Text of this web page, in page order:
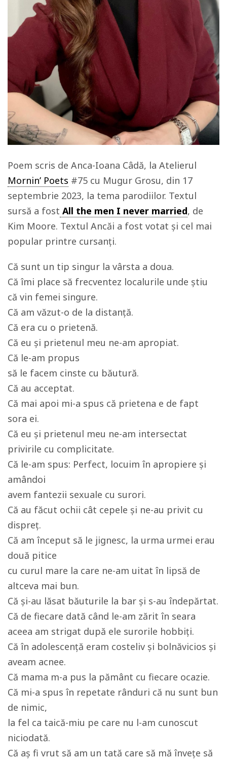
Poem scris de Anca-Ioana Câdă, la Atelierul
Mornin’ Poets #75 cu Mugur Grosu, din 17
septembrie 2023, la tema parodiilor. Textul
sursă a fost All the men I never married, de
Kim Moore. Textul Ancăi a fost votat și cel mai
popular printre cursanți.
Că sunt un tip singur la vârsta a doua.
Că îmi place să frecventez localurile unde ştiu
că vin femei singure.
Că am văzut-o de la distanţă.
Că era cu o prietenă.
Că eu şi prietenul meu ne-am apropiat.
Că le-am propus
să le facem cinste cu băutură.
Că au acceptat.
Că mai apoi mi-a spus că prietena e de fapt
sora ei.
Că eu şi prietenul meu ne-am intersectat
privirile cu complicitate.
Că le-am spus: Perfect, locuim în apropiere şi
amândoi
avem fantezii sexuale cu surori.
Că au făcut ochii cât cepele şi ne-au privit cu
dispreţ.
Că am început să le jignesc, la urma urmei erau
două pitice
cu curul mare la care ne-am uitat în lipsă de
altceva mai bun.
Că şi-au lăsat băuturile la bar şi s-au îndepărtat.
Că de fiecare dată când le-am zărit în seara
aceea am strigat după ele surorile hobbiţi.
Că în adolescenţă eram costeliv şi bolnăvicios şi
aveam acnee.
Că mama m-a pus la pământ cu fiecare ocazie.
Că mi-a spus în repetate rânduri că nu sunt bun
de nimic,
la fel ca taică-miu pe care nu l-am cunoscut
niciodată.
Că aş fi vrut să am un tată care să mă înveţe să